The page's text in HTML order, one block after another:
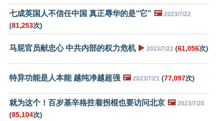
七成英国人不信任中国 真正辱华的是“它” 🖼️ 2023/7/22
(81,253次)
马屁官员献忠心 中共内部的权力危机 ▶️ 2023/7/22 (61,056次)
特异功能是人本能 越纯净越超强 🖼️ 2023/7/21 (77,097次)
就为这个！百岁基辛格拄着拐棍也要访问北京 🖼️ 2023/7/20
(85,104次)